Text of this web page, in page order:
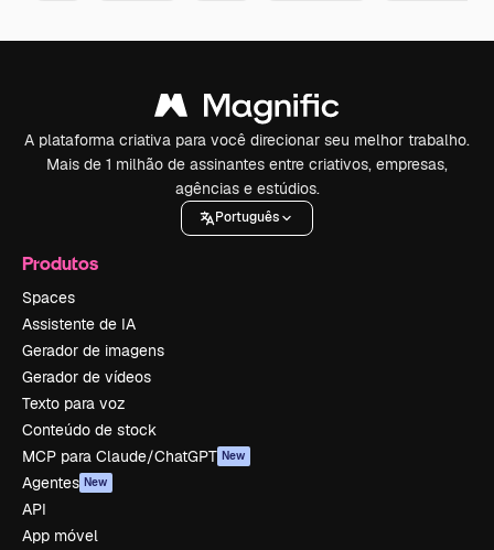
A plataforma criativa para você direcionar seu melhor trabalho.
Mais de 1 milhão de assinantes entre criativos, empresas,
agências e estúdios.
Português
Produtos
Spaces
Assistente de IA
Gerador de imagens
Gerador de vídeos
Texto para voz
Conteúdo de stock
MCP para Claude/ChatGPT New
Agentes New
API
App móvel